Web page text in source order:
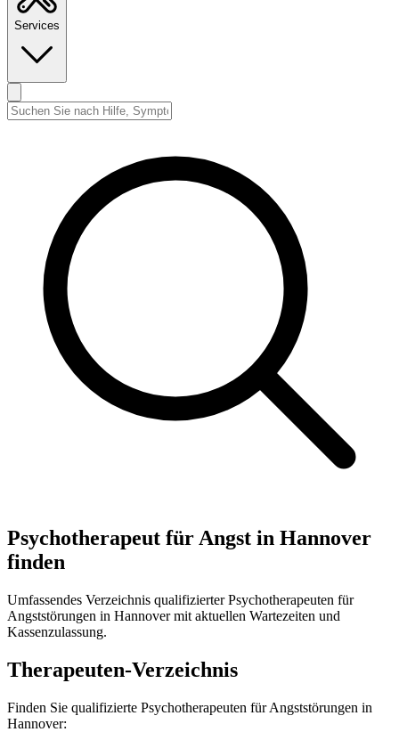
Services
Psychotherapeut für Angst in Hannover
finden
Umfassendes Verzeichnis qualifizierter Psychotherapeuten für
Angststörungen in Hannover mit aktuellen Wartezeiten und
Kassenzulassung.
Therapeuten-Verzeichnis
Finden Sie qualifizierte Psychotherapeuten für Angststörungen in
Hannover: